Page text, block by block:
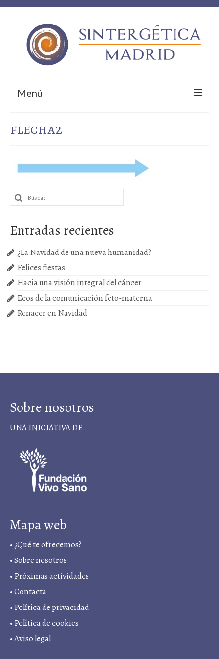
Menú
Empresas colaboradoras
flecha2
Buscar
por:
Entradas recientes
¿La Navidad de una nueva humanidad?
Felices fiestas
Hacia una visión integral del cáncer
Ecos de la comunicación feto-materna
Renacer en Navidad
Sobre nosotros
UNA INICIATIVA DE
Mapa web
•¿Qué te ofrecemos?
•Sobre nosotros
• Próximas actividades
•Contacta
• Política de privacidad
• Política de cookies
•Aviso legal